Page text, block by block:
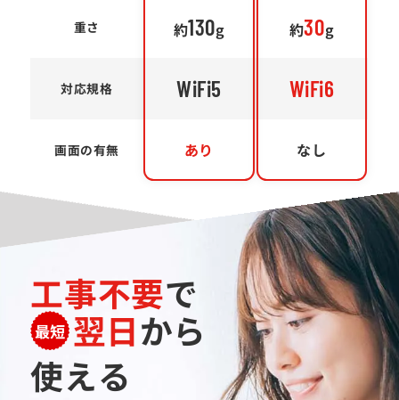
重さ 約130g 約30g
対応規格 WiFi5 WiFi6
画面の有無 あり なし
工事不要で
最短 翌日から
使える